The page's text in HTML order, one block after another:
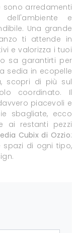
sono arredamenti
e
Una grande
ti attende in
e valorizza i tuoi
sa garantirti per
sedia in ecopelle
scopri di più sul
coordinato. Il
piacevoli e
sbagliate, ecco
ai restanti pezzi
Cubix di Ozzio:
di ogni tipo,